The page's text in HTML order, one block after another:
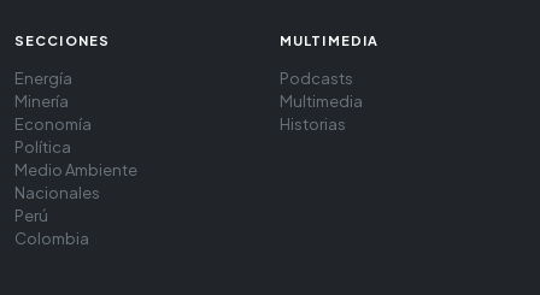
SECCIONES
Energía
Minería
Economía
Política
Medio Ambiente
Nacionales
Perú
Colombia
MULTIMEDIA
Podcasts
Multimedia
Historias